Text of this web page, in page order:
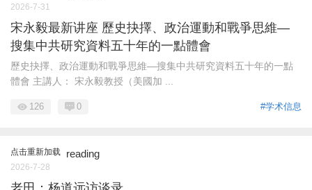
2026-7-31
宋永毅最新讲座 歷史抉擇、政治運動和戰爭思維—
搜集中共研究資料五十年的一點體會
歷史抉擇、政治運動和戰爭思維—搜集中共研究資料五十年的一點
體會 主講人： 宋永毅教授（美國加 ...
#学术信息
126 0
点击重新加载 reading
2026-7-28